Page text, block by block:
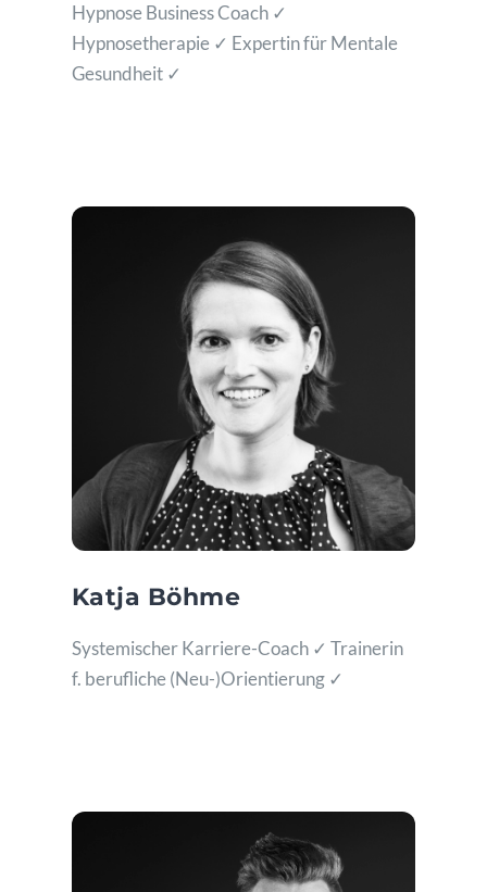
Hypnose Business Coach ✓
Hypnosetherapie ✓ Expertin für Mentale
Gesundheit ✓
Katja Böhme
Systemischer Karriere-Coach ✓ Trainerin
f. berufliche (Neu-)Orientierung ✓